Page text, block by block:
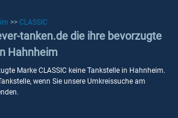
>> CLASSIC
tanken.de die ihre bevorzugte
Hahnheim
Marke CLASSIC keine Tankstelle in Hahnheim.
wenn Sie unsere Umkreissuche am